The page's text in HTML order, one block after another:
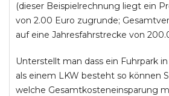
(dieser Beispielrechnung liegt ein
von 2.00 Euro zugrunde;
auf eine Jahresfahrstrecke von
Unterstellt man dass ein Fuhrpark
als einem LKW besteht so können
welche Gesamtkosteneinsparung